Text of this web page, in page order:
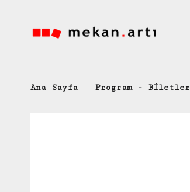
Ana Sayfa Program - Biletler